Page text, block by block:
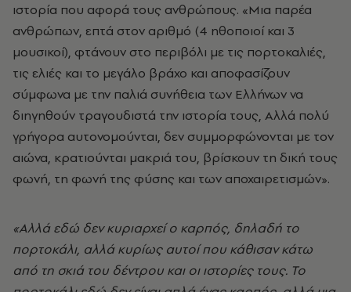
ιστορία που αφορά τους ανθρώπους. «Μια παρέα
ανθρώπων, επτά στον αριθμό (4 ηθοποιοί και 3
μουσικοί), φτάνουν στο περιβόλι με τις πορτοκαλιές,
τις ελιές και το μεγάλο βράχο και αποφασίζουν
σύμφωνα με την παλιά συνήθεια των Ελλήνων να
διηγηθούν τραγουδιστά την ιστορία τους, Αλλά πολύ
γρήγορα αυτονομούνται, δεν συμμορφώνονται με τον
αιώνα, κρατιούνται μακριά του, βρίσκουν τη δική τους
φωνή, τη φωνή της φύσης και των αποχαιρετισμών».
«Αλλά εδώ δεν κυριαρχεί ο καρπός, δηλαδή το
πορτοκάλι, αλλά κυρίως αυτοί που κάθισαν κάτω
από τη σκιά του δέντρου και οι ιστορίες τους. Το